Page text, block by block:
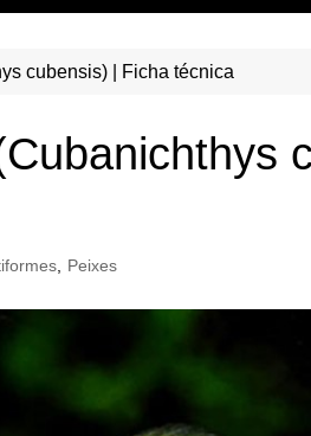
Comuns
Por Classificação Científica
cubensis) | Ficha técnica
Peixes